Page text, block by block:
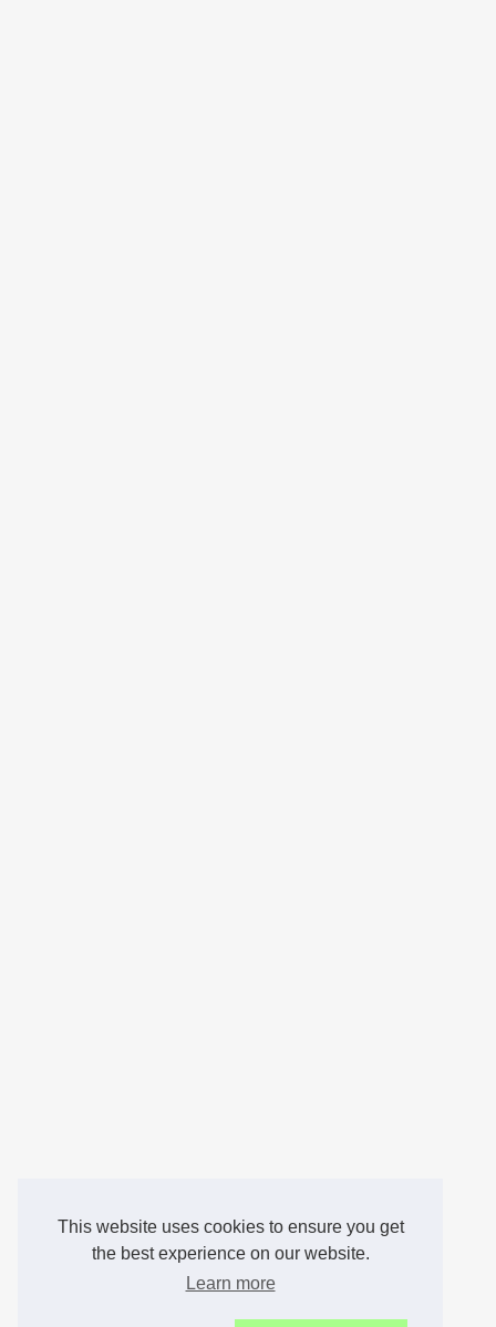
This website uses cookies to ensure you get
the best experience on our website.
Learn more